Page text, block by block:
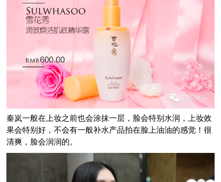
秦岚一般在上妆之前也会涂抹一层，脸会特别水润，上妆效
果会特别好，不会有一般补水产品拍在脸上油油的感觉！很
清爽，脸会润润的。